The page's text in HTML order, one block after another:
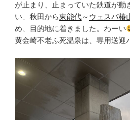
が止まり、止まっていた鉄道が動
い、秋田から東能代～ ウェスパ椿
め、目的地に着きました。わーい
黄金崎不老ふ死温泉は、専用送迎